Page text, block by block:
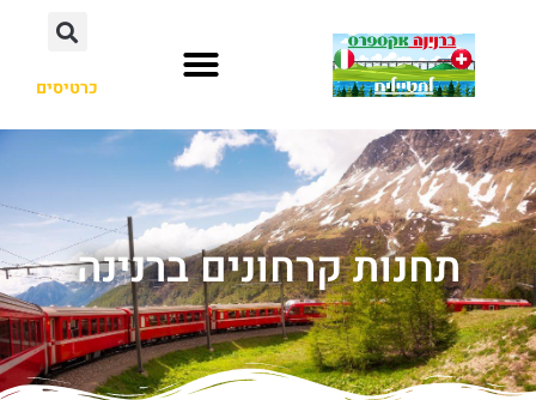
כרטיסים
תחנות קרחונים ברנינה